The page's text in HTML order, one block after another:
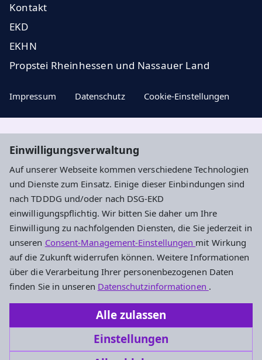
Einwilligungsverwaltung
Auf unserer Webseite kommen verschiedene Technologien
und Dienste zum Einsatz. Einige dieser Einbindungen sind
nach TDDDG und/oder nach DSG-EKD
einwilligungspflichtig. Wir bitten Sie daher um Ihre
Einwilligung zu nachfolgenden Diensten, die Sie jederzeit in
unseren Consent-Management-Einstellungen mit Wirkung
auf die Zukunft widerrufen können. Weitere Informationen
über die Verarbeitung Ihrer personenbezogenen Daten
finden Sie in unseren Datenschutzinformationen .
Alle zulassen
Einstellungen
Kontakt
EKD
EKHN
Propstei Rheinhessen und Nassauer Land
Impressum Datenschutz Cookie-Einstellungen
Aktuelle Nachrichten, geistige Impulse und
Veranstaltungstipps ...
Newsletter entdecken
Evangelisches Dekanat Ingelheim-
Oppenheim
Am Hahnenbusch 14b
55268 Nieder-Olm
dekanat.ingelheim-oppenheim@ekhn.de